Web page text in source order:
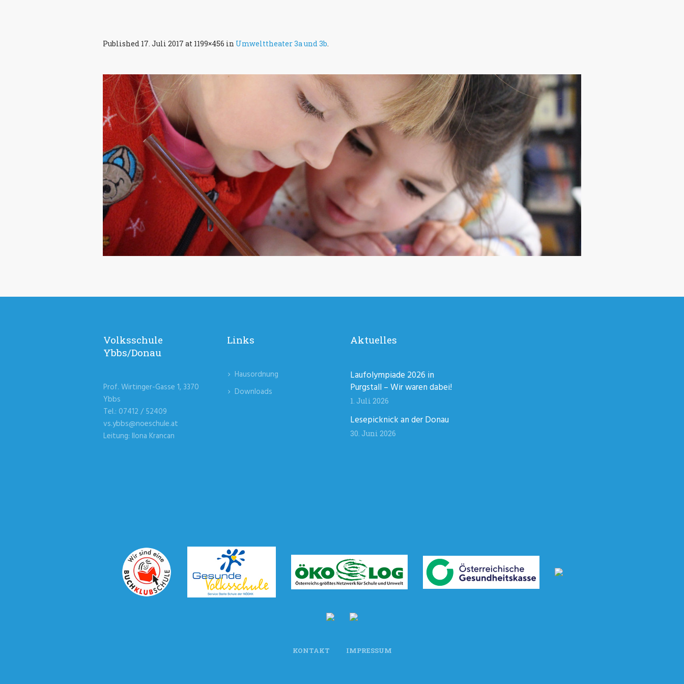
Published 17. Juli 2017 at 1199×456 in Umwelttheater 3a und 3b.
Volksschule
Ybbs/Donau
Prof. Wirtinger-Gasse 1, 3370
Ybbs
Tel.: 07412 / 52409
vs.ybbs@noeschule.at
Leitung: Ilona Krancan
Links
Hausordnung
Downloads
Aktuelles
Laufolympiade 2026 in
Purgstall – Wir waren dabei!
1. Juli 2026
Lesepicknick an der Donau
30. Juni 2026
KONTAKT IMPRESSUM